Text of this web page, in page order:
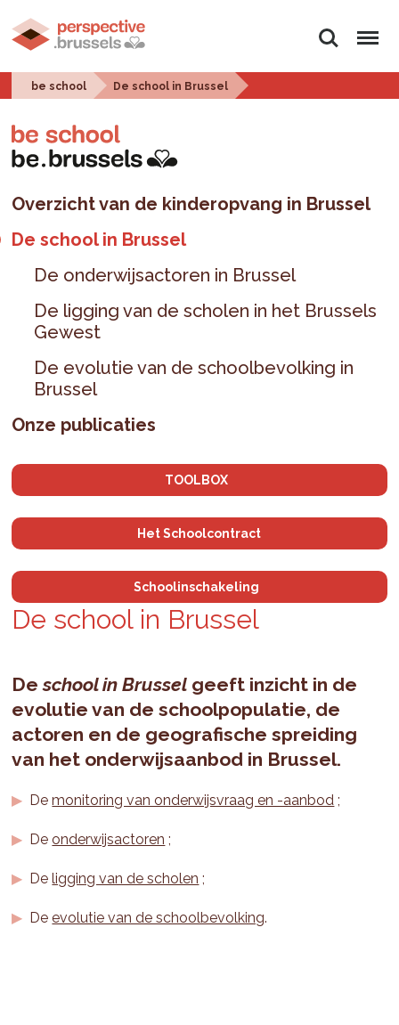
Zoeken Menu
be school De school in Brussel
Overzicht van de kinderopvang in Brussel
De school in Brussel
De onderwijsactoren in Brussel
De ligging van de scholen in het Brussels
Gewest
De evolutie van de schoolbevolking in
Brussel
Onze publicaties
TOOLBOX
Het Schoolcontract
Schoolinschakeling
De school in Brussel
Deschool in Brussel geeft inzicht in de
evolutie van de schoolpopulatie, de
actoren en de geografische spreiding
van het onderwijsaanbod in Brussel.
Demonitoring van onderwijsvraag en -aanbod ;
Deonderwijsactoren ;
Deligging van de scholen ;
Deevolutie van de schoolbevolking.